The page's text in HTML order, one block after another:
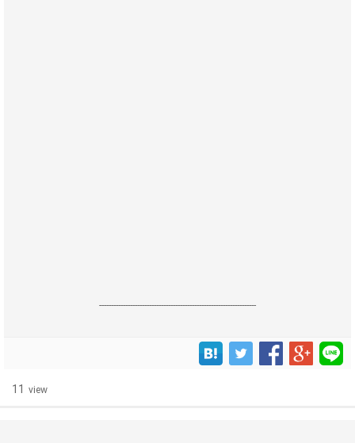
------------------------------------------------------------------
11 view